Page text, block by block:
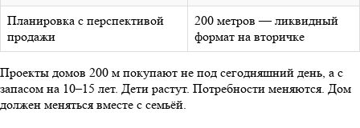
Планировка с перспективой
продажи
200 метров — ликвидный
формат на вторичке
Проекты домов 200 м покупают не под сегодняшний день, а с
запасом на 10–15 лет. Дети растут. Потребности меняются. Дом
должен меняться вместе с семьёй.